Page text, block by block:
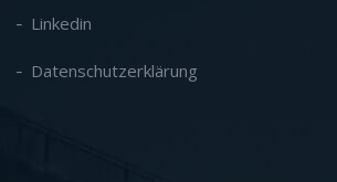
Linkedin
Datenschutzerklärung